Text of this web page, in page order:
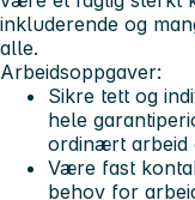
inkluderende og
alle.
Arbeidsoppgaver:
Sikre tett og
hele
ordinært arbeid
Være fast
behov for